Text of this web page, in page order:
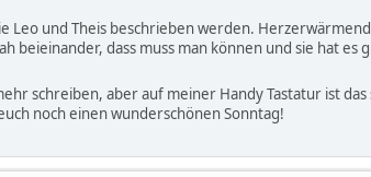
Leo und Theis beschrieben werden.
beieinander, dass muss man können und sie hat es
schreiben, aber auf meiner Handy Tastatur ist das
noch einen wunderschönen Sonntag!